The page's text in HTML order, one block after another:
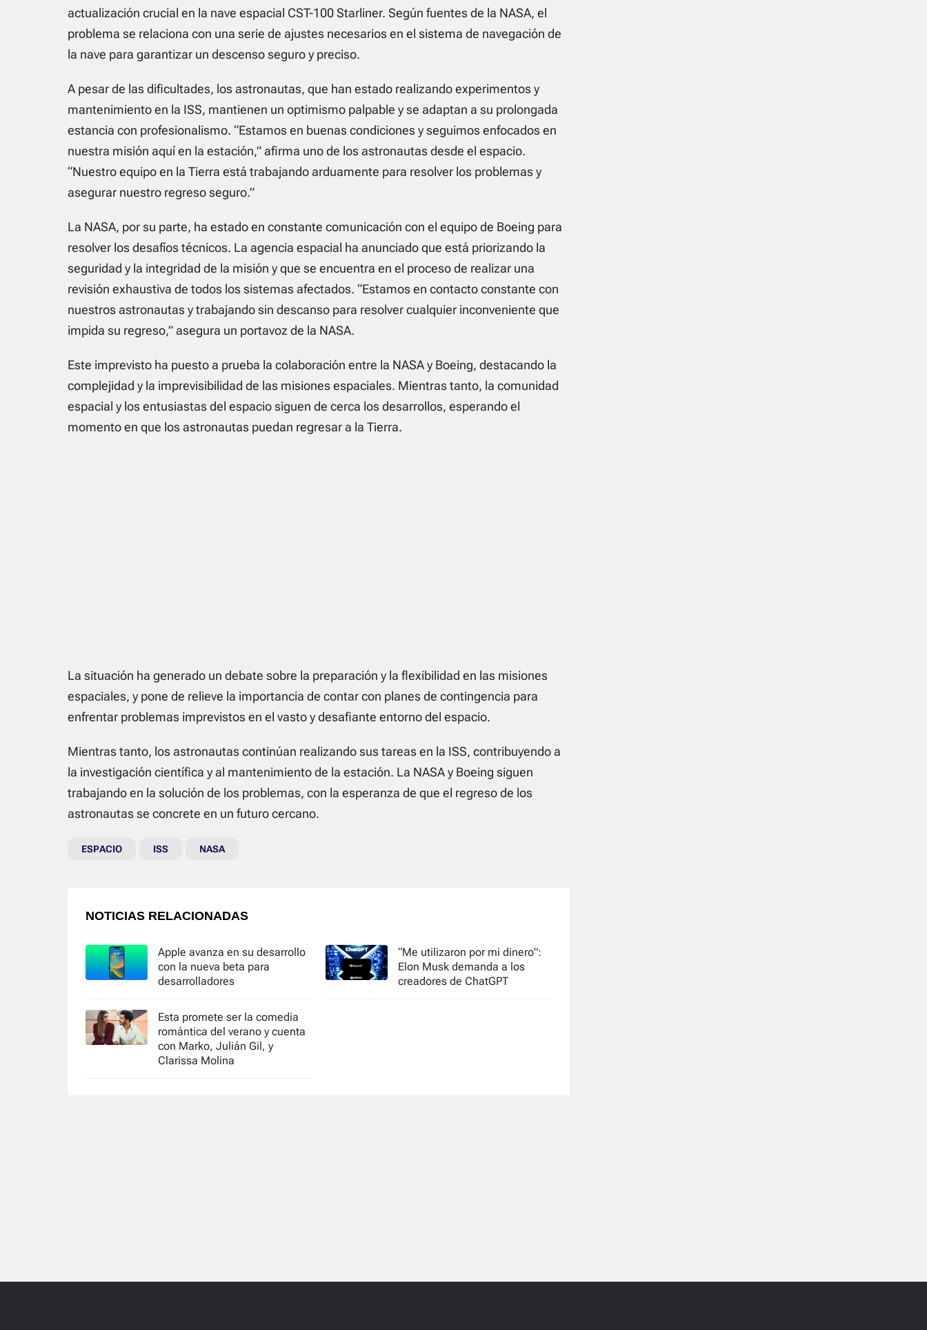
actualización crucial en la nave espacial CST-100 Starliner. Según fuentes de la NASA, el
problema se relaciona con una serie de ajustes necesarios en el sistema de navegación de
la nave para garantizar un descenso seguro y preciso.
A pesar de las dificultades, los astronautas, que han estado realizando experimentos y
mantenimiento en la ISS, mantienen un optimismo palpable y se adaptan a su prolongada
estancia con profesionalismo. “Estamos en buenas condiciones y seguimos enfocados en
nuestra misión aquí en la estación,” afirma uno de los astronautas desde el espacio.
“Nuestro equipo en la Tierra está trabajando arduamente para resolver los problemas y
asegurar nuestro regreso seguro.”
La NASA, por su parte, ha estado en constante comunicación con el equipo de Boeing para
resolver los desafíos técnicos. La agencia espacial ha anunciado que está priorizando la
seguridad y la integridad de la misión y que se encuentra en el proceso de realizar una
revisión exhaustiva de todos los sistemas afectados. “Estamos en contacto constante con
nuestros astronautas y trabajando sin descanso para resolver cualquier inconveniente que
impida su regreso,” asegura un portavoz de la NASA.
Este imprevisto ha puesto a prueba la colaboración entre la NASA y Boeing, destacando la
complejidad y la imprevisibilidad de las misiones espaciales. Mientras tanto, la comunidad
espacial y los entusiastas del espacio siguen de cerca los desarrollos, esperando el
momento en que los astronautas puedan regresar a la Tierra.
La situación ha generado un debate sobre la preparación y la flexibilidad en las misiones
espaciales, y pone de relieve la importancia de contar con planes de contingencia para
enfrentar problemas imprevistos en el vasto y desafiante entorno del espacio.
Mientras tanto, los astronautas continúan realizando sus tareas en la ISS, contribuyendo a
la investigación científica y al mantenimiento de la estación. La NASA y Boeing siguen
trabajando en la solución de los problemas, con la esperanza de que el regreso de los
astronautas se concrete en un futuro cercano.
ESPACIO ISS NASA
NOTICIAS RELACIONADAS
Apple avanza en su desarrollo
con la nueva beta para
desarrolladores
“Me utilizaron por mi dinero”:
Elon Musk demanda a los
creadores de ChatGPT
Esta promete ser la comedia
romántica del verano y cuenta
con Marko, Julián Gil, y
Clarissa Molina